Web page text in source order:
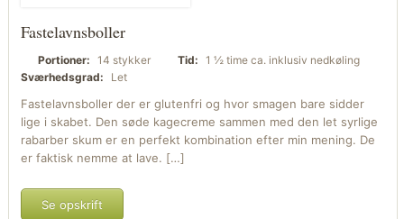
Fastelavnsboller
Portioner: 14 stykker Tid: 1 ½ time ca. inklusiv nedkøling
Sværhedsgrad:
Let
Fastelavnsboller der er glutenfri og hvor smagen bare sidder
lige i skabet. Den søde kagecreme sammen med den let syrlige
rabarber skum er en perfekt kombination efter min mening. De
er faktisk nemme at lave. […]
Se opskrift